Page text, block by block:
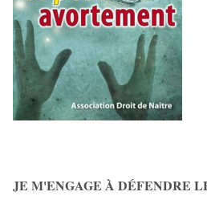
JE M'ENGAGE À DÉFENDRE